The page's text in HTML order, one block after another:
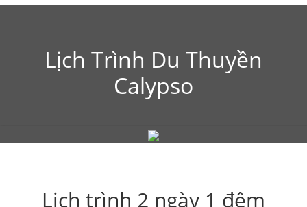
Lịch Trình Du Thuyền
Calypso
Lịch trình 2 ngày 1 đêm